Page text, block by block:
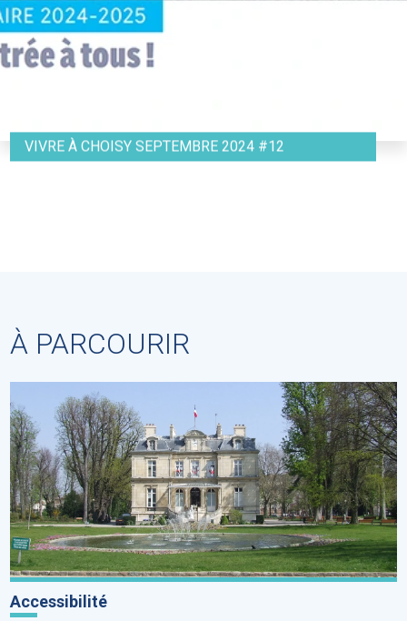
VIVRE À CHOISY SEPTEMBRE 2024 #12
À PARCOURIR
Accessibilité